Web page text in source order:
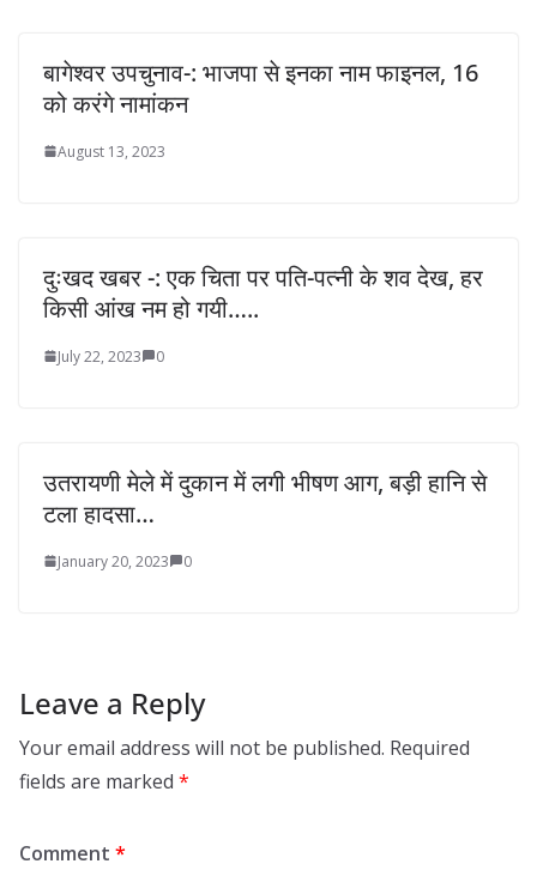
बागेश्वर उपचुनाव-: भाजपा से इनका नाम फाइनल, 16
को करंगे नामांकन
August 13, 2023
दुःखद खबर -: एक चिता पर पति-पत्नी के शव देख, हर
किसी आंख नम हो गयी…..
July 22, 2023 0
उतरायणी मेले में दुकान में लगी भीषण आग, बड़ी हानि से
टला हादसा…
January 20, 2023 0
Leave a Reply
Your email address will not be published. Required
fields are marked *
Comment *